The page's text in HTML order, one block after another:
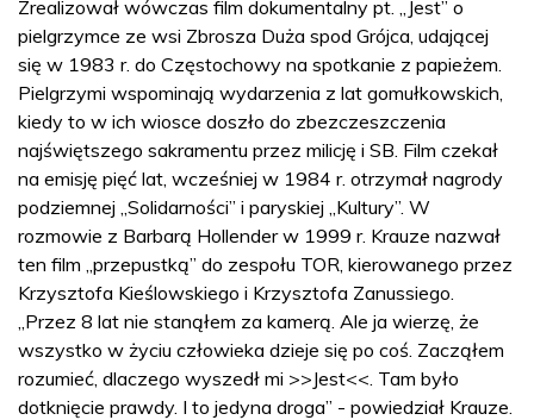
Zrealizował wówczas film dokumentalny pt. „Jest” o
pielgrzymce ze wsi Zbrosza Duża spod Grójca, udającej
się w 1983 r. do Częstochowy na spotkanie z papieżem.
Pielgrzymi wspominają wydarzenia z lat gomułkowskich,
kiedy to w ich wiosce doszło do zbezczeszczenia
najświętszego sakramentu przez milicję i SB. Film czekał
na emisję pięć lat, wcześniej w 1984 r. otrzymał nagrody
podziemnej „Solidarności” i paryskiej „Kultury”. W
rozmowie z Barbarą Hollender w 1999 r. Krauze nazwał
ten film „przepustką” do zespołu TOR, kierowanego przez
Krzysztofa Kieślowskiego i Krzysztofa Zanussiego.
„Przez 8 lat nie stanąłem za kamerą. Ale ja wierzę, że
wszystko w życiu człowieka dzieje się po coś. Zacząłem
rozumieć, dlaczego wyszedł mi >>Jest<<. Tam było
dotknięcie prawdy. I to jedyna droga” - powiedział Krauze.